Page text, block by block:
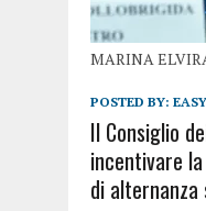
MARINA
POSTED BY:
Il Consiglio
incentivare
di alternanza